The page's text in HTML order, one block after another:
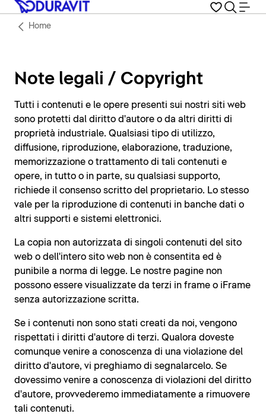
Home
Note legali / Copyright
Tutti i contenuti e le opere presenti sui nostri siti web
sono protetti dal diritto d'autore o da altri diritti di
proprietà industriale. Qualsiasi tipo di utilizzo,
diffusione, riproduzione, elaborazione, traduzione,
memorizzazione o trattamento di tali contenuti e
opere, in tutto o in parte, su qualsiasi supporto,
richiede il consenso scritto del proprietario. Lo stesso
vale per la riproduzione di contenuti in banche dati o
altri supporti e sistemi elettronici.
La copia non autorizzata di singoli contenuti del sito
web o dell'intero sito web non è consentita ed è
punibile a norma di legge. Le nostre pagine non
possono essere visualizzate da terzi in frame o iFrame
senza autorizzazione scritta.
Se i contenuti non sono stati creati da noi, vengono
rispettati i diritti d'autore di terzi. Qualora doveste
comunque venire a conoscenza di una violazione del
diritto d'autore, vi preghiamo di segnalarcelo. Se
dovessimo venire a conoscenza di violazioni del diritto
d'autore, provvederemo immediatamente a rimuovere
tali contenuti.